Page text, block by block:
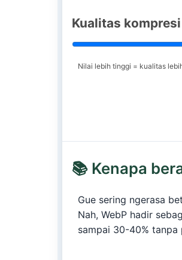
Kualitas kompresi
Nilai lebih tinggi = kualitas
📚 Kenapa
Gue sering ngerasa
Nah, WebP hadir
sampai 30-40% tanpa